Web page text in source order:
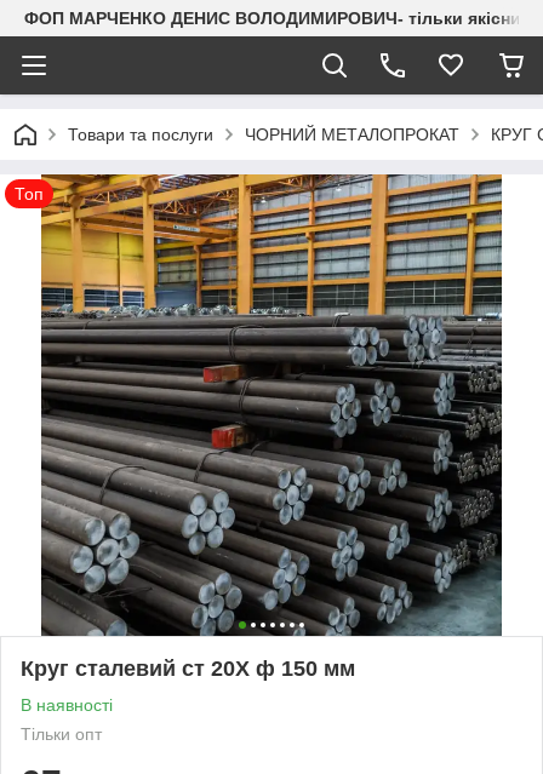
ФОП МАРЧЕНКО ДЕНИС ВОЛОДИМИРОВИЧ- тільки якісний
Товари та послуги ЧОРНИЙ МЕТАЛОПРОКАТ КРУГ
Топ
Круг сталевий ст 20Х ф 150 мм
В наявності
Тільки опт